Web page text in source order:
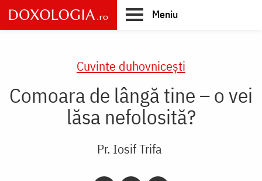
Skip
to
main
Meniu
Cuvinte duhovnicești
Comoara de lângă tine – o vei
lăsa nefolosită?
Pr. Iosif Trifa